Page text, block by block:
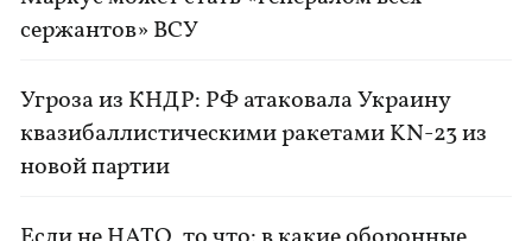
сержантов» ВСУ
Угроза из КНДР: РФ атаковала Украину
квазибаллистическими ракетами KN-23 из
новой партии